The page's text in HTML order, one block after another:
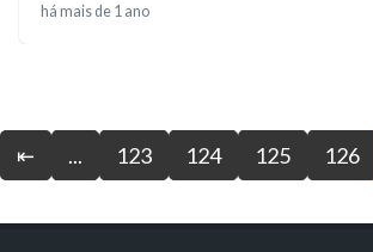
há mais de 1 ano
⇤ ... 123 124 125 126